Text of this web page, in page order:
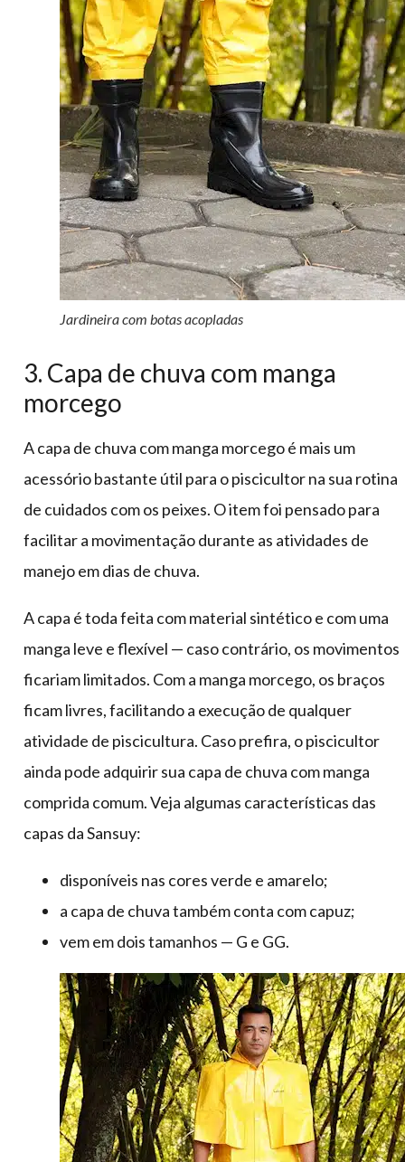
Jardineira com botas acopladas
3. Capa de chuva com manga
morcego
A capa de chuva com manga morcego é mais um
acessório bastante útil para o piscicultor na sua rotina
de cuidados com os peixes. O item foi pensado para
facilitar a movimentação durante as atividades de
manejo em dias de chuva.
A capa é toda feita com material sintético e com uma
manga leve e flexível — caso contrário, os movimentos
ficariam limitados. Com a manga morcego, os braços
ficam livres, facilitando a execução de qualquer
atividade de piscicultura. Caso prefira, o piscicultor
ainda pode adquirir sua capa de chuva com manga
comprida comum. Veja algumas características das
capas da Sansuy:
disponíveis nas cores verde e amarelo;
a capa de chuva também conta com capuz;
vem em dois tamanhos — G e GG.